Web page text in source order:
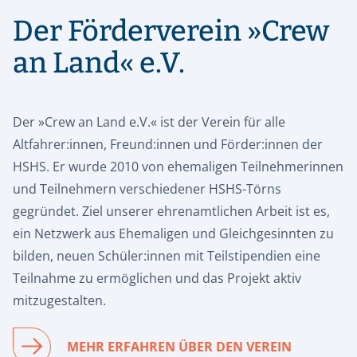
Der Förderverein »Crew
an Land« e.V.
Der »Crew an Land e.V.« ist der Verein für alle
Altfahrer:innen, Freund:innen und Förder:innen der
HSHS. Er wurde 2010 von ehemaligen Teilnehmerinnen
und Teilnehmern verschiedener HSHS-Törns
gegründet. Ziel unserer ehrenamtlichen Arbeit ist es,
ein Netzwerk aus Ehemaligen und Gleichgesinnten zu
bilden, neuen Schüler:innen mit Teilstipendien eine
Teilnahme zu ermöglichen und das Projekt aktiv
mitzugestalten.
MEHR ERFAHREN ÜBER DEN VEREIN